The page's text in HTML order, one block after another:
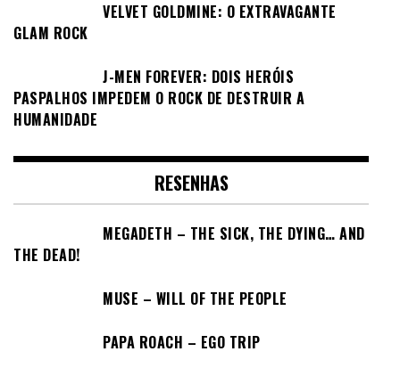
VELVET GOLDMINE: O EXTRAVAGANTE
GLAM ROCK
J-MEN FOREVER: DOIS HERÓIS
PASPALHOS IMPEDEM O ROCK DE DESTRUIR A
HUMANIDADE
RESENHAS
MEGADETH – THE SICK, THE DYING… AND
THE DEAD!
MUSE – WILL OF THE PEOPLE
PAPA ROACH – EGO TRIP